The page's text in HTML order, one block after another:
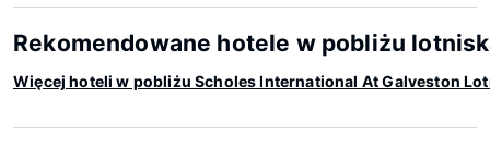
Rekomendowane hotele w pobliżu
Więcej hoteli w pobliżu Scholes International At Galveston